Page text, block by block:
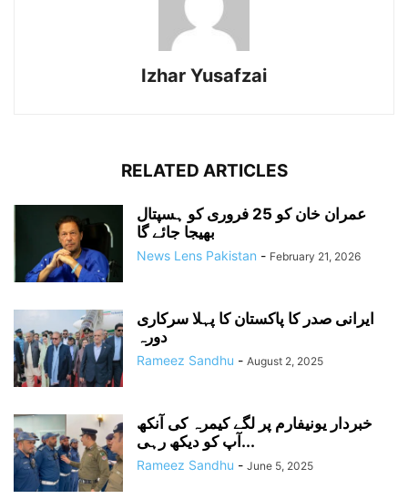
Izhar Yusafzai
RELATED ARTICLES
عمران خان کو 25 فروری کو ہسپتال
بھیجا جائے گا
News Lens Pakistan - February 21, 2026
ایرانی صدر کا پاکستان کا پہلا سرکاری
دورہ
Rameez Sandhu - August 2, 2025
خبردار یونیفارم پر لگے کیمرہ کی آنکھ
آپ کو دیکھ رہی...
Rameez Sandhu - June 5, 2025